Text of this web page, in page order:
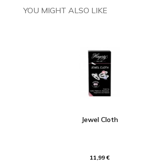
YOU MIGHT ALSO LIKE
Jewel Cloth
11,99 €